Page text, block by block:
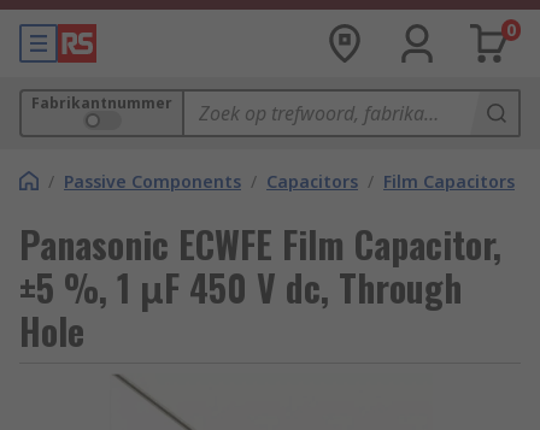
0
Fabrikantnummer
/ Passive Components / Capacitors / Film Capacitors
Panasonic ECWFE Film Capacitor,
±5 %, 1 μF 450 V dc, Through
Hole